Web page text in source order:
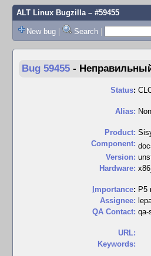
ALT Linux Bugzilla– #59455
New bug | Search |
Bug 59455 -
Status:
Alias:
Product:
Component:
Version:
Hardware:
mportance: P5
Assignee:
QA Contact: qa-
URL:
Keywords: